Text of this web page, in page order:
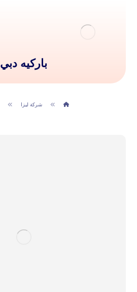
باركيه دبي
شركة ليزا